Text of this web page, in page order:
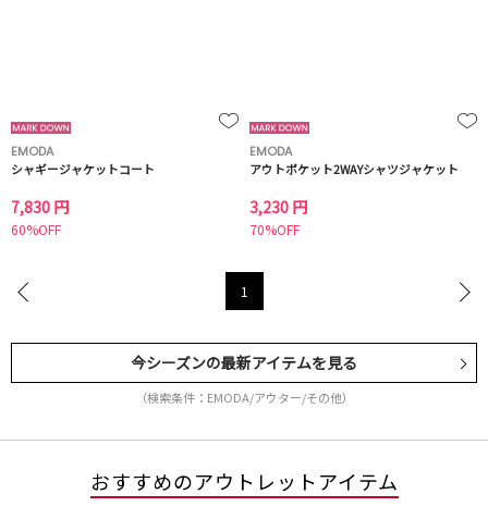
EMODA
シャギージャケットコート
7,830 円
60%OFF
EMODA
アウトポケット2WAYシャツジャケット
3,230 円
70%OFF
1
今シーズンの最新アイテムを見る
（検索条件：EMODA/アウター/その他）
おすすめのアウトレットアイテム